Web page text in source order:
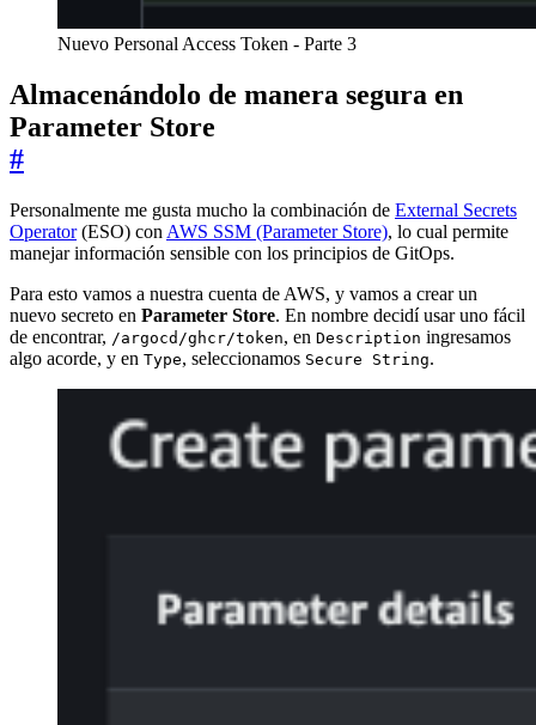
Nuevo Personal Access Token - Parte 3
Almacenándolo de manera segura en
Parameter Store
#
Personalmente me gusta mucho la combinación de External Secrets
Operator(ESO) con AWS SSM (Parameter Store), lo cual permite
manejar información sensible con los principios de GitOps.
Para esto vamos a nuestra cuenta de AWS, y vamos a crear un
nuevo secreto en Parameter Store. En nombre decidí usar uno fácil
de encontrar, /argocd/ghcr/token, en Description ingresamos
algo acorde, y en Type, seleccionamos Secure String.